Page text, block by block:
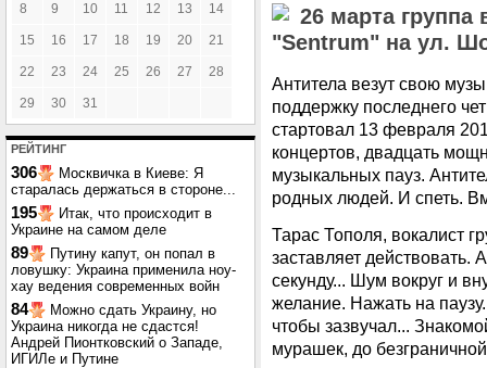
8 9 10 11 12 13 14
15 16 17 18 19 20 21
22 23 24 25 26 27 28
29 30 31
РЕЙТИНГ
306
Москвичка в Киеве: Я
старалась держаться в стороне...
195
Итак, что происходит в
Украине на самом деле
89
Путину капут, он попал в
ловушку: Украина применила ноу-
хау ведения современных войн
84
Можно сдать Украину, но
Украина никогда не сдастся!
Андрей Пионтковский о Западе,
ИГИЛе и Путине
26 марта группа
"Sentrum" на ул.
Антитела везут свою
поддержку последнего
стартовал 13 февраля
концертов, двадцать
музыкальных пауз.
родных людей. И спеть.
Тарас Тополя, вокалист
заставляет
секунду... Шум вокруг и
желание. Нажать на
чтобы зазвучал...
мурашек, до